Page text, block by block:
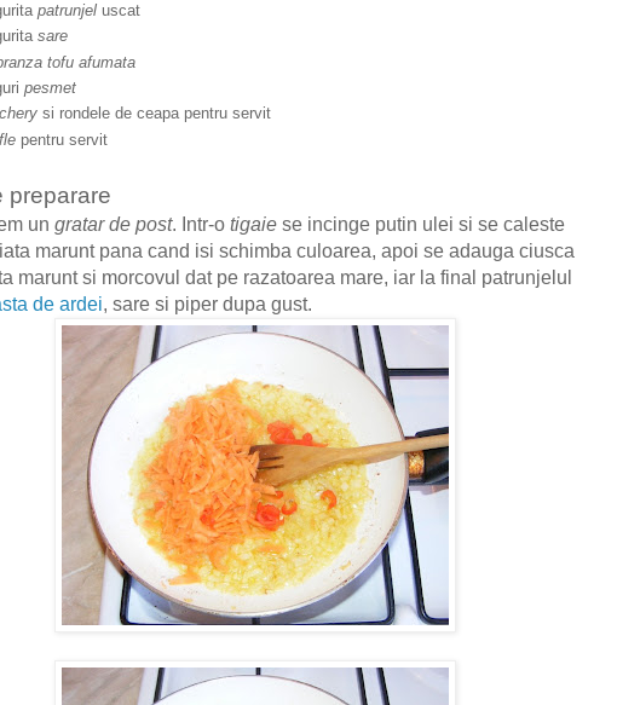
patrunjel uscat
sare
tofu afumata
pesmet
si rondele de ceapa pentru servit
pentru servit
preparare
un gratar de post. Intr-o tigaie se incinge putin ulei si se caleste
marunt pana cand isi schimba culoarea, apoi se adauga ciusca
marunt si morcovul dat pe razatoarea mare, iar la final patrunjelul
de ardei, sare si piper dupa gust.